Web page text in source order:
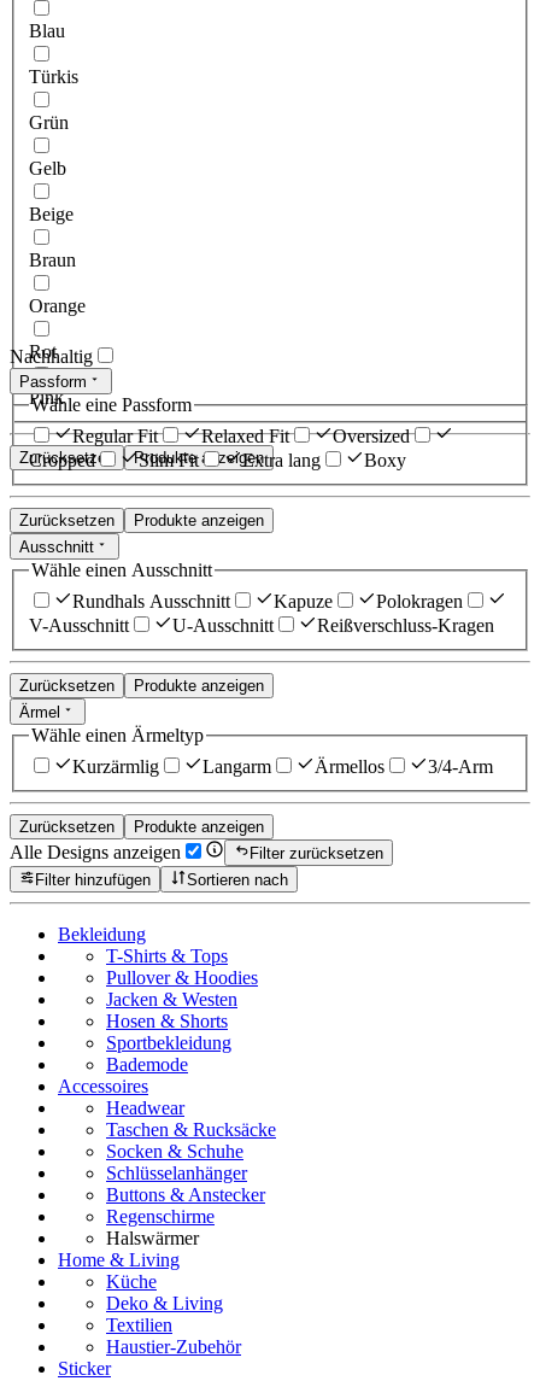
Blau
Türkis
Grün
Gelb
Beige
Braun
Orange
Rot
Pink
Zurücksetzen Produkte anzeigen
Nachhaltig
Passform
Wähle eine Passform
Regular Fit
Relaxed Fit
Oversized
Cropped
Slim Fit Extra lang Boxy
Zurücksetzen
Produkte anzeigen
Ausschnitt
Wähle einen Ausschnitt
Rundhals Ausschnitt
Kapuze
Polokragen
V-Ausschnitt
U-Ausschnitt Reißverschluss-Kragen
Zurücksetzen
Produkte anzeigen
Ärmel
Wähle einen Ärmeltyp
Kurzärmlig
Langarm Ärmellos 3/4-Arm
Zurücksetzen Produkte anzeigen
Alle Designs anzeigen
Filter zurücksetzen
Filter hinzufügen
Sortieren nach
Bekleidung
T-Shirts & Tops
Pullover & Hoodies
Jacken & Westen
Hosen & Shorts
Sportbekleidung
Bademode
Accessoires
Headwear
Taschen & Rucksäcke
Socken & Schuhe
Schlüsselanhänger
Buttons & Anstecker
Regenschirme
Halswärmer
Home & Living
Küche
Deko & Living
Textilien
Haustier-Zubehör
Sticker